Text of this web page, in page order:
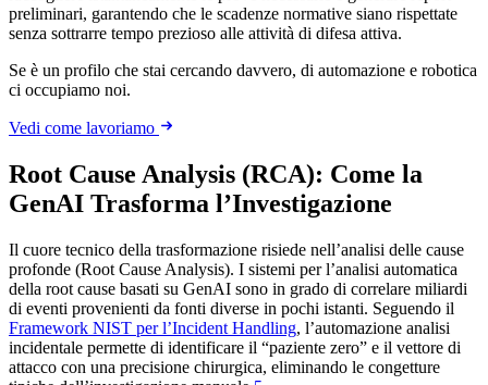
preliminari, garantendo che le scadenze normative siano rispettate
senza sottrarre tempo prezioso alle attività di difesa attiva.
Se è un profilo che stai cercando davvero, di automazione e robotica
ci occupiamo noi.
Vedi come lavoriamo
Root Cause Analysis (RCA): Come la
GenAI Trasforma l’Investigazione
Il cuore tecnico della trasformazione risiede nell’analisi delle cause
profonde (Root Cause Analysis). I sistemi per l’analisi automatica
della root cause basati su GenAI sono in grado di correlare miliardi
di eventi provenienti da fonti diverse in pochi istanti. Seguendo il
Framework NIST per l’Incident Handling, l’automazione analisi
incidentale permette di identificare il “paziente zero” e il vettore di
attacco con una precisione chirurgica, eliminando le congetture